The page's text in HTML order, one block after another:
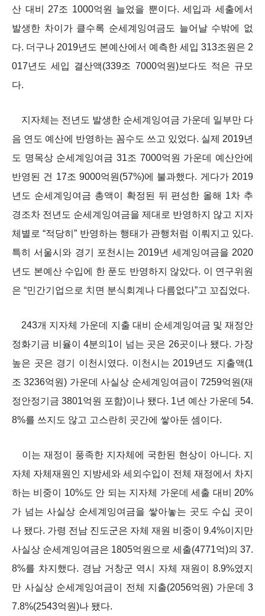
산 대비 27조 1000억원 늘었을 뿐이다. 세입과 세출에서
발생한 차이가 클수록 순세계잉여금도 늘어날 수밖에 없
다. 더구나 2019년도 본예산에서 예측한 세입 313조원은 2
017년도 세입 결산액(339조 7000억원)보다도 적은 규모
다.
지자체는 전년도 발생한 순세계잉여금 가운데 일부만 다
음 연도 예산에 반영하는 꼼수도 쓰고 있었다. 실제 2019년
도 명목상 순세계잉여금 31조 7000억원 가운데 예산안에
반영된 건 17조 9000억원(57%)에 불과했다. 게다가 2019
년도 순세계잉여금 총액이 확정된 뒤 편성한 올해 1차 추
경조차 전년도 순세계잉여금을 제대로 반영하지 않고 지자
체별로 “적당히” 반영하는 행태가 관행처럼 이뤄지고 있다.
특히 서울시와 경기 포천시는 2019년 세계잉여금을 2020
년도 본예산 수입에 한 푼도 반영하지 않았다. 이 연구위원
은 “민간기업으로 치면 분식회계나 다름없다”고 꼬집었다.
243개 지자체 가운데 지출 대비 순세계잉여금 및 재정안
정화기금 비율이 4분의1이 넘는 곳은 26곳이나 됐다. 가장
높은 곳은 경기 이천시였다. 이천시는 2019년도 지출액(1
조 3236억원) 가운데 사실상 순세계잉여금이 7259억원(재
정안정기금 3801억원 포함)이나 됐다. 1년 예산 가운데 54.
8%를 쓰지도 않고 고스란히 곳간에 쌓아둔 셈이다.
이는 재정이 풍족한 지자체에 국한된 현상이 아니다. 지
자체 자체재원인 지방세와 세외수입이 전체 재정에서 차지
하는 비중이 10%도 안 되는 지자체 가운데 세출 대비 20%
가 넘는 사실상 순세계잉여금을 쌓아놓는 곳도 수십 곳이
나 됐다. 가령 전남 진도군은 자체 재원 비중이 9.4%이지만
사실상 순세계잉여금은 1805억원으로 세출(4771억)의 37.
8%를 차지했다. 경남 거창군 역시 자체 재원이 8.9%였지
만 사실상 순세계잉여금이 전체 지출(2056억원) 가운데 3
7.8%(2543억원)나 됐다.